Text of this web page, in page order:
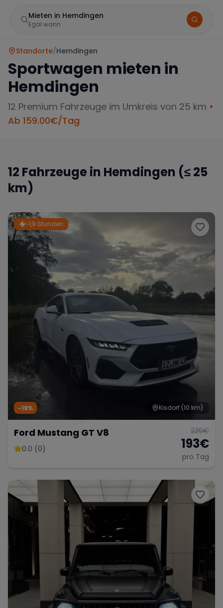
Mieten in Hemdingen
Egal wann
Porsche Lamborghini
McLaren Ford Jaguar
Tesla Chevrolet Dodge
Bentley Rolls Royce Aston Martin
Bugatti Lotus Maserati
Range Rover Corvette
Wann
Zeitraum wählen
Standorte/Hemdingen
Sportwagen mieten in
Hemdingen
12 Premium Fahrzeuge im Umkreis von 25 km •
Ab 159.00€/Tag
12 Fahrzeuge in Hemdingen (≤ 25
km)
~1,9 Stunden
Kisdorf (10 km)
-19%
Ford Mustang GT V8
0.0 (0)
239€
193€
pro Tag